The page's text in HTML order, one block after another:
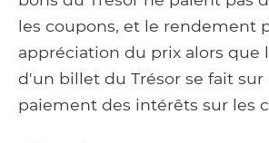
les coupons, et le rendement
appréciation du prix alors que
d'un billet du Trésor se fait sur
paiement des intérêts sur les